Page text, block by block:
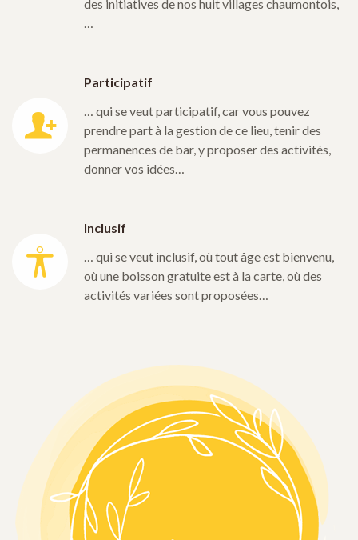
des initiatives de nos huit villages chaumontois,
…
Participatif
… qui se veut participatif, car vous pouvez
prendre part à la gestion de ce lieu, tenir des
permanences de bar, y proposer des activités,
donner vos idées…
Inclusif
… qui se veut inclusif, où tout âge est bienvenu,
où une boisson gratuite est à la carte, où des
activités variées sont proposées…